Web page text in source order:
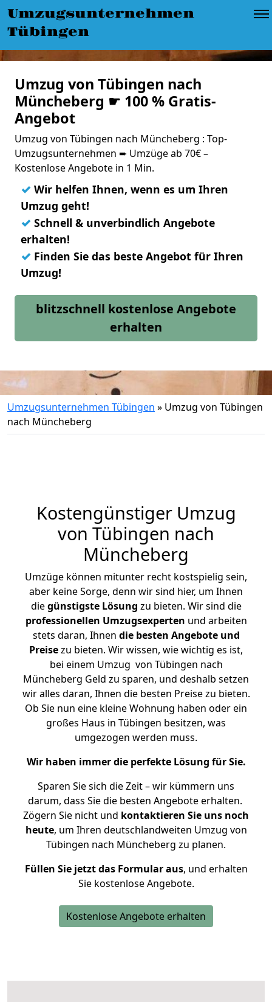
Umzugsunternehmen
Tübingen
Umzug von Tübingen nach
Müncheberg ☛ 100 % Gratis-
Angebot
Umzug von Tübingen nach Müncheberg : Top-
Umzugsunternehmen ➨ Umzüge ab 70€ –
Kostenlose Angebote in 1 Min.
✓ Wir helfen Ihnen, wenn es um Ihren
Umzug geht!
✓ Schnell & unverbindlich Angebote
erhalten!
✓ Finden Sie das beste Angebot für Ihren
Umzug!
blitzschnell kostenlose Angebote
erhalten
Umzugsunternehmen Tübingen » Umzug von Tübingen
nach Müncheberg
Kostengünstiger Umzug
von Tübingen nach
Müncheberg
Umzüge können mitunter recht kostspielig sein,
aber keine Sorge, denn wir sind hier, um Ihnen
diegünstigste Lösung zu bieten. Wir sind die
professionellen Umzugsexperten und arbeiten
stets daran, Ihnen die besten Angebote und
Preisezu bieten. Wir wissen, wie wichtig es ist,
bei einem Umzug von Tübingen nach
Müncheberg Geld zu sparen, und deshalb setzen
wir alles daran, Ihnen die besten Preise zu bieten.
Ob Sie nun eine kleine Wohnung haben oder ein
großes Haus in Tübingen besitzen, was
umgezogen werden muss.
Wir haben immer die perfekte Lösung für Sie.
Sparen Sie sich die Zeit – wir kümmern uns
darum, dass Sie die besten Angebote erhalten.
Zögern Sie nicht und kontaktieren Sie uns noch
heute, um Ihren deutschlandweiten Umzug von
Tübingen nach Müncheberg zu planen.
Füllen Sie jetzt das Formular aus, und erhalten
Sie kostenlose Angebote.
Kostenlose Angebote erhalten